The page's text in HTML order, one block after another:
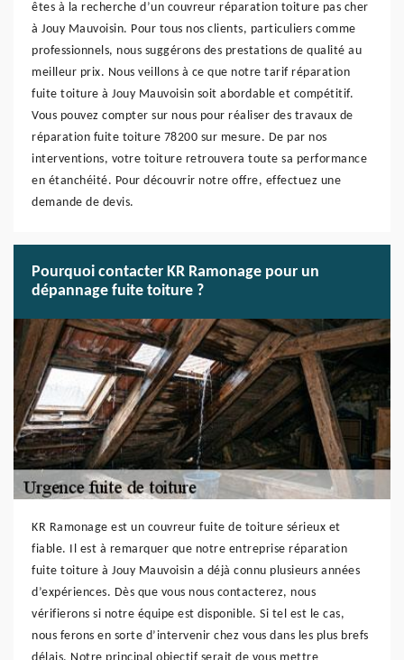
êtes à la recherche d’un couvreur réparation toiture pas cher
à Jouy Mauvoisin. Pour tous nos clients, particuliers comme
professionnels, nous suggérons des prestations de qualité au
meilleur prix. Nous veillons à ce que notre tarif réparation
fuite toiture à Jouy Mauvoisin soit abordable et compétitif.
Vous pouvez compter sur nous pour réaliser des travaux de
réparation fuite toiture 78200 sur mesure. De par nos
interventions, votre toiture retrouvera toute sa performance
en étanchéité. Pour découvrir notre offre, effectuez une
demande de devis.
Pourquoi contacter KR Ramonage pour un
dépannage fuite toiture ?
KR Ramonage est un couvreur fuite de toiture sérieux et
fiable. Il est à remarquer que notre entreprise réparation
fuite toiture à Jouy Mauvoisin a déjà connu plusieurs années
d’expériences. Dès que vous nous contacterez, nous
vérifierons si notre équipe est disponible. Si tel est le cas,
nous ferons en sorte d’intervenir chez vous dans les plus brefs